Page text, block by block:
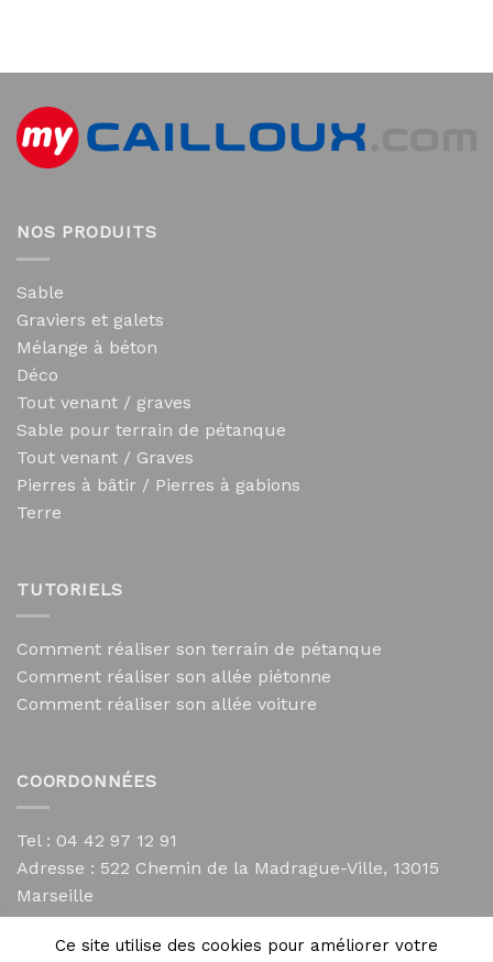
NOS PRODUITS
Sable
Graviers et galets
Mélange à béton
Déco
Tout venant / graves
Sable pour terrain de pétanque
Tout venant / Graves
Pierres à bâtir / Pierres à gabions
Terre
TUTORIELS
Comment réaliser son terrain de pétanque
Comment réaliser son allée piétonne
Comment réaliser son allée voiture
COORDONNÉES
Tel : 04 42 97 12 91
Adresse : 522 Chemin de la Madrague-Ville, 13015
Marseille
contact@mycailloux.com
Mentions légales
Ce site utilise des cookies pour améliorer votre